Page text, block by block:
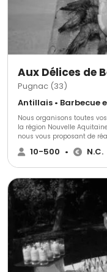
Aux Délices de
Pugnac (33)
Antillais • Barbecue
Nous organisons toutes
la région Nouvelle
nous vous proposant de
demandes et exigences.
saisonniers. Nous nous
10-500 • N.C.